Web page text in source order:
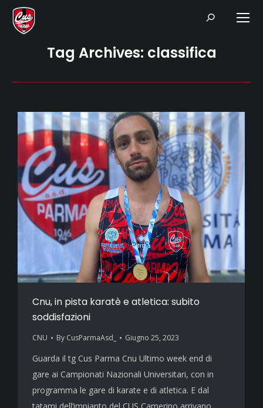
Search:
Tag Archives: classifica
Cnu, in pista karatè e atletica: subito
soddisfazioni
CNU By CusParmaAsd_ Giugno 25, 2023
Guarda il tg Cus Parma Cnu Ultimo week end di
gare ai Campionati Nazionali Universitari, con in
programma le gare di karate e di atletica. E dal